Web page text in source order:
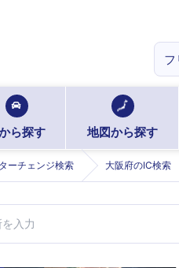
ら探す 地図から探す
ーチェンジ検索 大阪府のIC検索